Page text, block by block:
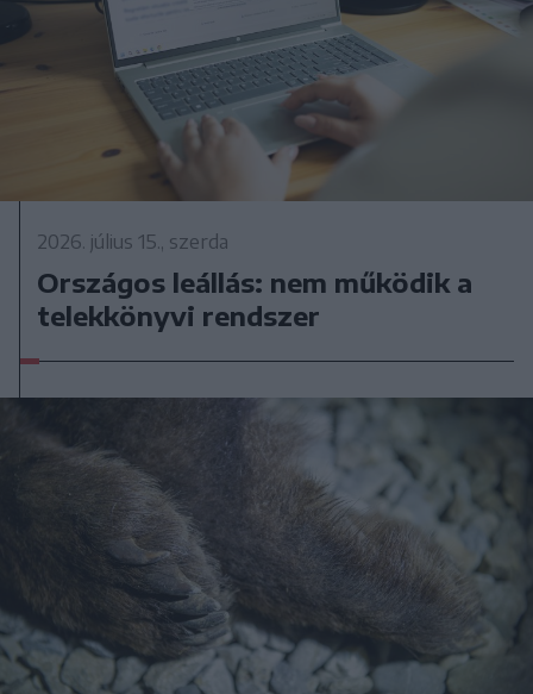
2026. július 15., szerda
Országos leállás: nem működik a
telekkönyvi rendszer